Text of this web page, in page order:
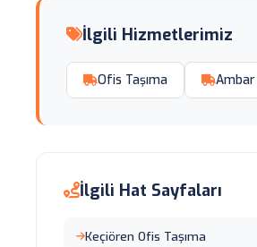
İlgili Hizmetlerimiz
Ofis Taşıma
İlgili Hat Sayfaları
Keçiören Ofis Taşıma